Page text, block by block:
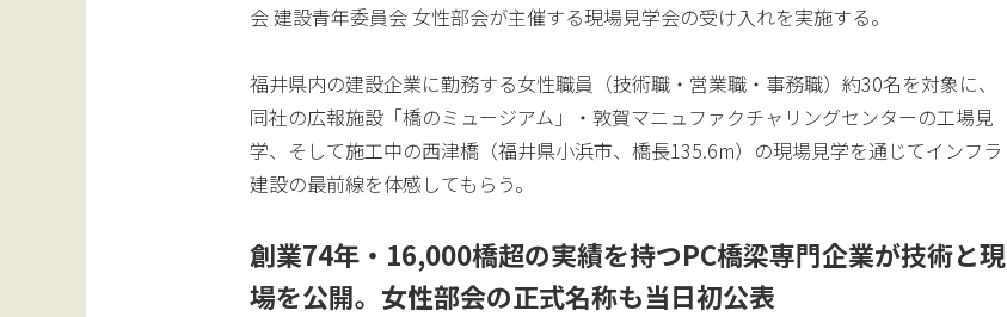
会 建設青年委員会 女性部会が主催する現場見学会の受け入れを実施する。
福井県内の建設企業に勤務する女性職員（技術職・営業職・事務職）約30名を対象に、
同社の広報施設「橋のミュージアム」・敦賀マニュファクチャリングセンターの工場見
学、そして施工中の西津橋（福井県小浜市、橋長135.6m）の現場見学を通じてインフラ
建設の最前線を体感してもらう。
創業74年・16,000橋超の実績を持つPC橋梁専門企業が技術と現
場を公開。女性部会の正式名称も当日初公表